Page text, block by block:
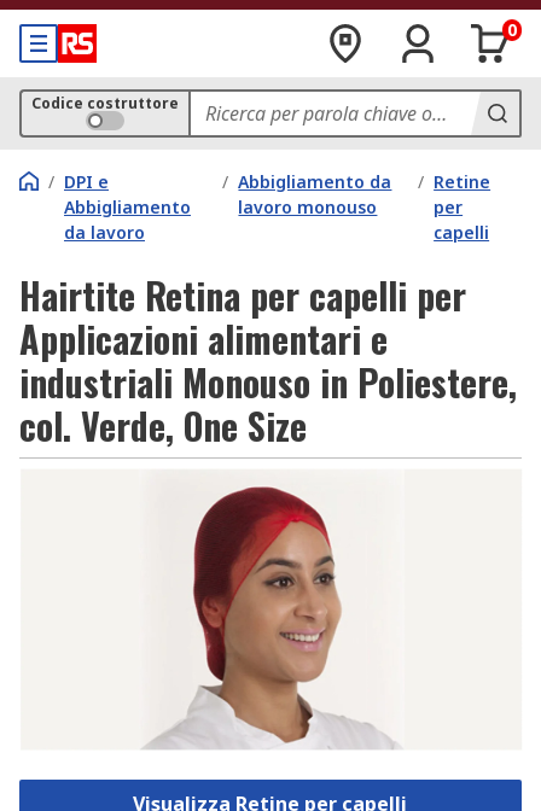
0
Codice costruttore
/ DPI e
Abbigliamento
da lavoro
/ Abbigliamento da
lavoro monouso
/ Retine
per
capelli
Hairtite Retina per capelli per
Applicazioni alimentari e
industriali Monouso in Poliestere,
col. Verde, One Size
Visualizza Retine per capelli